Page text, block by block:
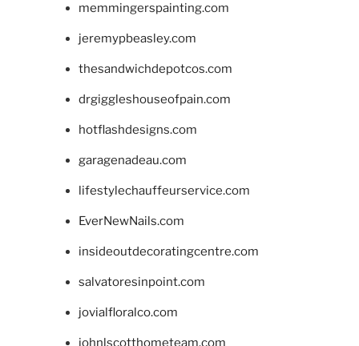
memmingerspainting.com
jeremypbeasley.com
thesandwichdepotcos.com
drgiggleshouseofpain.com
hotflashdesigns.com
garagenadeau.com
lifestylechauffeurservice.com
EverNewNails.com
insideoutdecoratingcentre.com
salvatoresinpoint.com
jovialfloralco.com
johnlscotthometeam.com